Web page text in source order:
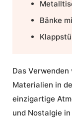
Bänke
Das
Materialien in
einzigartige
und Nostalgie